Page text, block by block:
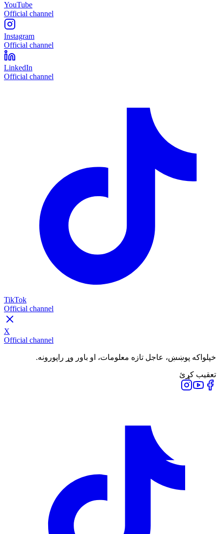
YouTube
Official channel
Instagram
Official channel
LinkedIn
Official channel
TikTok
Official channel
X
Official channel
خپلواکه پوښښ، عاجل تازه معلومات، او باور وړ راپورونه.
تعقیب کړئ